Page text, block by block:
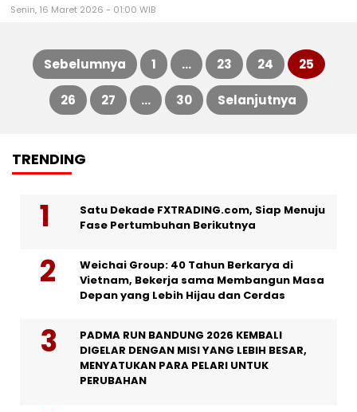
Senin, 16 Maret 2026 - 01:00 WIB
Paginasi
Sebelumnya 1 … 23 24 25
26 27 … 30 Selanjutnya
TRENDING
Satu Dekade FXTRADING.com, Siap Menuju
Fase Pertumbuhan Berikutnya
Weichai Group: 40 Tahun Berkarya di
Vietnam, Bekerja sama Membangun Masa
Depan yang Lebih Hijau dan Cerdas
PADMA RUN BANDUNG 2026 KEMBALI
DIGELAR DENGAN MISI YANG LEBIH BESAR,
MENYATUKAN PARA PELARI UNTUK
PERUBAHAN